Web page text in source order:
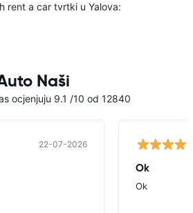
rent a car tvrtki u Yalova:
Naši
ocjenjuju 9.1 /10 od 12840
22-07-2026
Ok
Ok